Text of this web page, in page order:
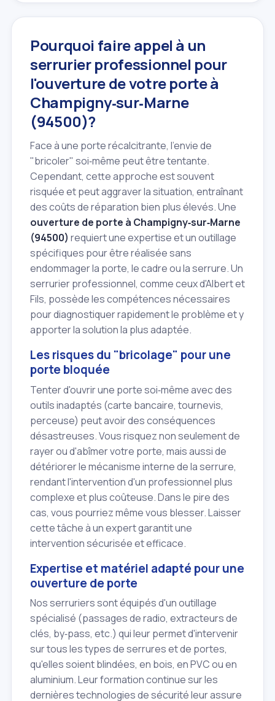
Pourquoi faire appel à un
serrurier professionnel pour
l'ouverture de votre porte à
Champigny‑sur‑Marne
(94500)?
Face à une porte récalcitrante, l'envie de
"bricoler" soi‑même peut être tentante.
Cependant, cette approche est souvent
risquée et peut aggraver la situation, entraînant
des coûts de réparation bien plus élevés. Une
ouverture de porte à Champigny‑sur‑Marne
(94500) requiert une expertise et un outillage
spécifiques pour être réalisée sans
endommager la porte, le cadre ou la serrure. Un
serrurier professionnel, comme ceux d'Albert et
Fils, possède les compétences nécessaires
pour diagnostiquer rapidement le problème et y
apporter la solution la plus adaptée.
Les risques du "bricolage" pour une
porte bloquée
Tenter d'ouvrir une porte soi‑même avec des
outils inadaptés (carte bancaire, tournevis,
perceuse) peut avoir des conséquences
désastreuses. Vous risquez non seulement de
rayer ou d'abîmer votre porte, mais aussi de
détériorer le mécanisme interne de la serrure,
rendant l'intervention d'un professionnel plus
complexe et plus coûteuse. Dans le pire des
cas, vous pourriez même vous blesser. Laisser
cette tâche à un expert garantit une
intervention sécurisée et efficace.
Expertise et matériel adapté pour une
ouverture de porte
Nos serruriers sont équipés d'un outillage
spécialisé (passages de radio, extracteurs de
clés, by‑pass, etc.) qui leur permet d'intervenir
sur tous les types de serrures et de portes,
qu'elles soient blindées, en bois, en PVC ou en
aluminium. Leur formation continue sur les
dernières technologies de sécurité leur assure